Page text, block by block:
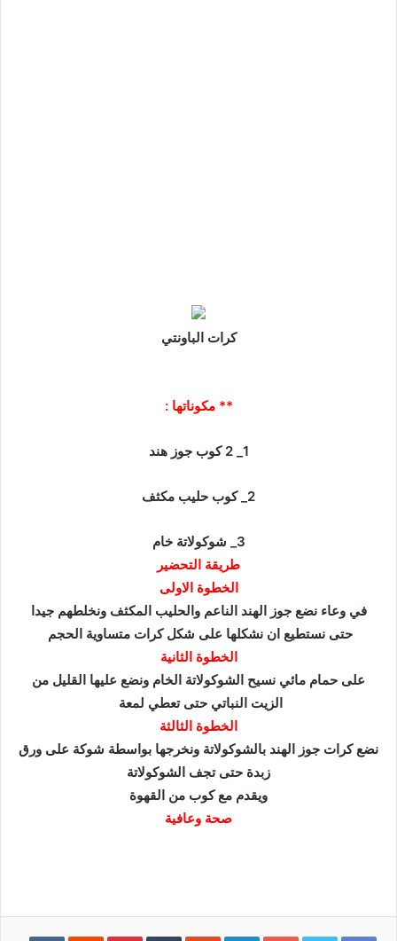
كرات الباونتي
** مكوناتها :
1_ 2 كوب جوز هند
2_ كوب حليب مكثف
3_ شوكولاتة خام
طريقة التحضير
الخطوة الاولى
في وعاء نضع جوز الهند الناعم والحليب المكثف ونخلطهم جيدا
حتى نستطيع ان نشكلها على شكل كرات متساوية الحجم
الخطوة الثانية
على حمام مائي نسيح الشوكولاتة الخام ونضع عليها القليل من
الزيت النباتي حتى تعطي لمعة
الخطوة الثالثة
نضع كرات جوز الهند بالشوكولاتة ونخرجها بواسطة شوكة على ورق
زبدة حتى تجف الشوكولاتة
ويقدم مع كوب من القهوة
صحة وعافية